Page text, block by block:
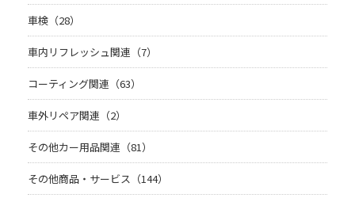
車検（28）
車内リフレッシュ関連（7）
コーティング関連（63）
車外リペア関連（2）
その他カー用品関連（81）
その他商品・サービス（144）